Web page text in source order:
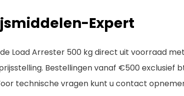
Expert
Load Arrester 500 kg direct uit voorraad met
Bestellingen vanaf €500 exclusief
technische vragen kunt u contact